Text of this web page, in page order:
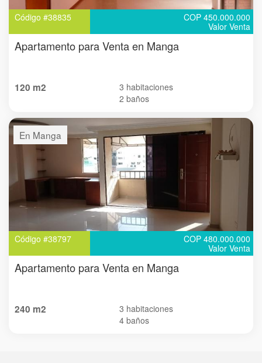
Código #38835
COP 450.000.000
Valor Venta
Apartamento para Venta en Manga
120 m2
3 habitaciones
2 baños
En Manga
Código #38797
COP 480.000.000
Valor Venta
Apartamento para Venta en Manga
240 m2
3 habitaciones
4 baños